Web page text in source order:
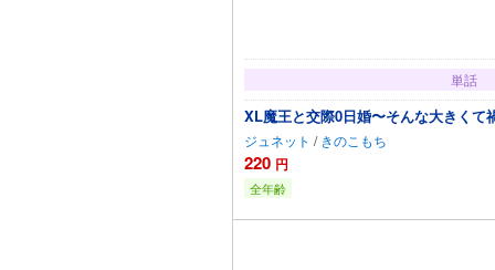
単話
XL魔王と交際0日婚〜そんな大きくて
ジュネット / きのこもち
220 円
全年齢